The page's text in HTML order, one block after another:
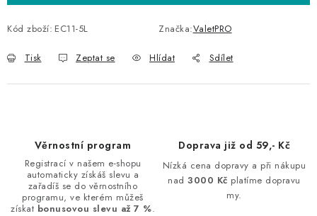
Kód zboží: EC11-5L Značka:ValetPRO
Tisk Zeptat se Hlídat Sdílet
Věrnostní program
Registrací v našem e-shopu
automaticky získáš slevu a
zařadíš se do věrnostního
programu, ve kterém můžeš
získat bonusovou slevu až 7 %.
Doprava již od 59,- Kč
Nízká cena dopravy a při nákupu
nad3000 Kč platíme dopravu
my.